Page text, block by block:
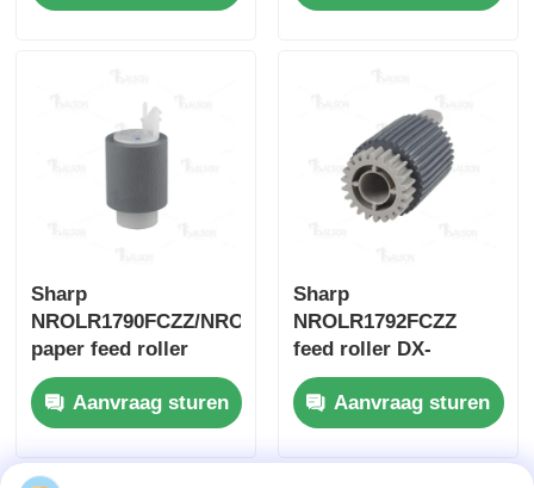
Kyocera toner chip
Brother tonerchip
Minolta Toner Chip
Ricoh Toner Chip
Sharp
NROLR1790FCZZ/NROLR1790FCZ1
paper feed roller
Aanvraag sturen
Sharp
NROLR1792FCZZ
feed roller DX-
C310/C311/C400/C401
Aanvraag sturen